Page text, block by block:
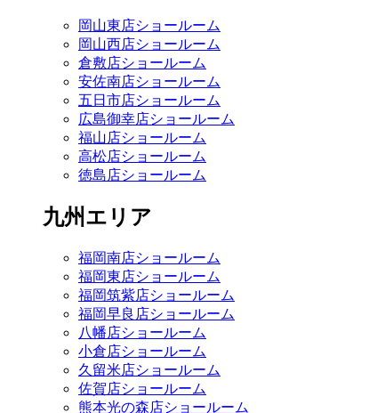
岡山東店ショールーム
岡山西店ショールーム
倉敷店ショールーム
安佐南店ショールーム
五日市店ショールーム
広島御幸店ショールーム
福山店ショールーム
高松店ショールーム
徳島店ショールーム
九州エリア
福岡南店ショールーム
福岡東店ショールーム
福岡筑紫店ショールーム
福岡早良店ショールーム
八幡店ショールーム
小倉店ショールーム
久留米店ショールーム
佐賀店ショールーム
熊本光の森店ショールーム